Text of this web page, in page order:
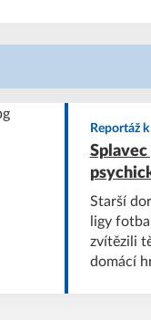
Reportáž
Starší
ligy
zvítězili
domácí